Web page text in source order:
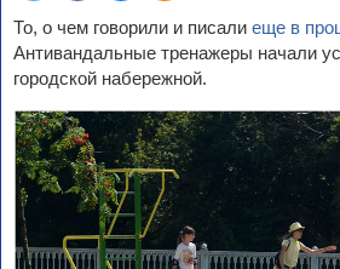
То, о чем говорили и писали еще в
Антивандальные тренажеры начали
городской набережной.